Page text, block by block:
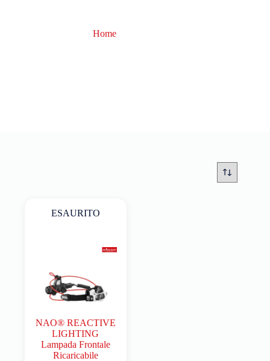
Home
ESAURITO
NAO® REACTIVE
LIGHTING
Lampada Frontale
Ricaricabile